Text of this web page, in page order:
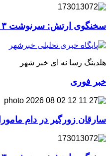
سخنگوی ارتش: سرنوشت ۳ خلبان ما هنوز مشخص نیست
هلدینگ رسا نه ای خبر شهر
خبر فوری
سارقان زورگیر در دام